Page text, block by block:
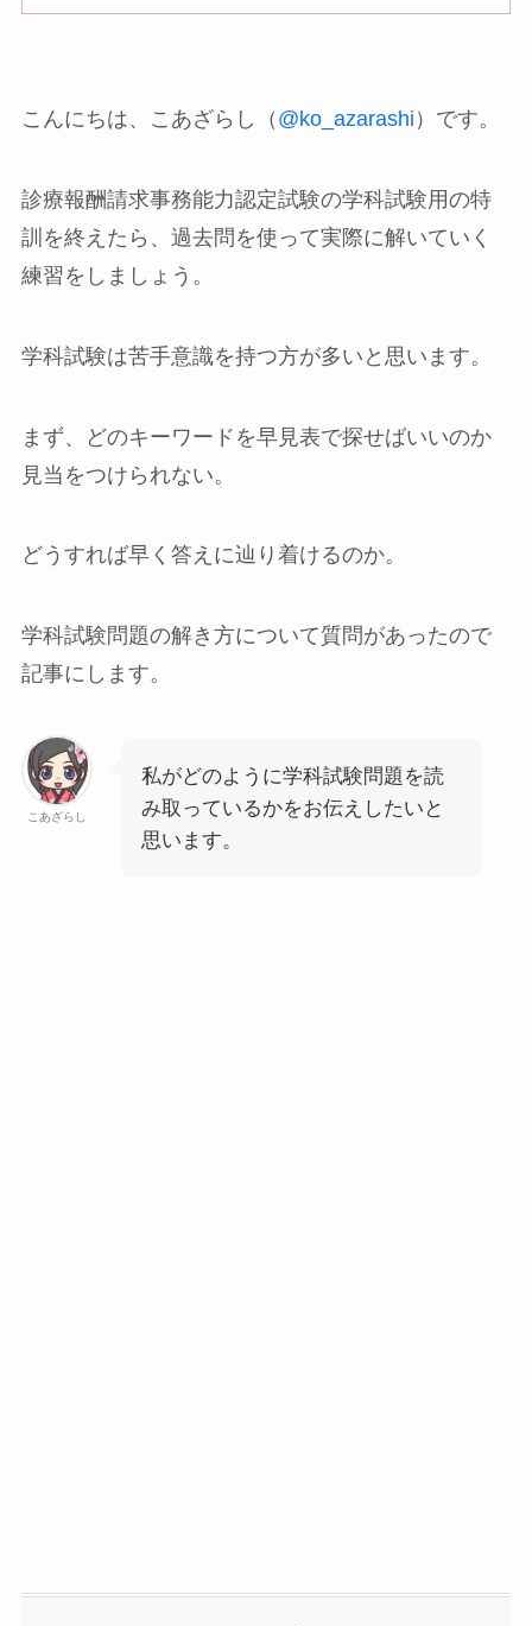
こんにちは、こあざらし（ @ko_azarashi ）です。
診療報酬請求事務能力認定試験の学科試験用の特
訓を終えたら、過去問を使って実際に解いていく
練習をしましょう。
学科試験は苦手意識を持つ方が多いと思います。
まず、どのキーワードを早見表で探せばいいのか
見当をつけられない。
どうすれば早く答えに辿り着けるのか。
学科試験問題の解き方について質問があったので
記事にします。
こあざらし
私がどのように学科試験問題を読
み取っているかをお伝えしたいと
思います。